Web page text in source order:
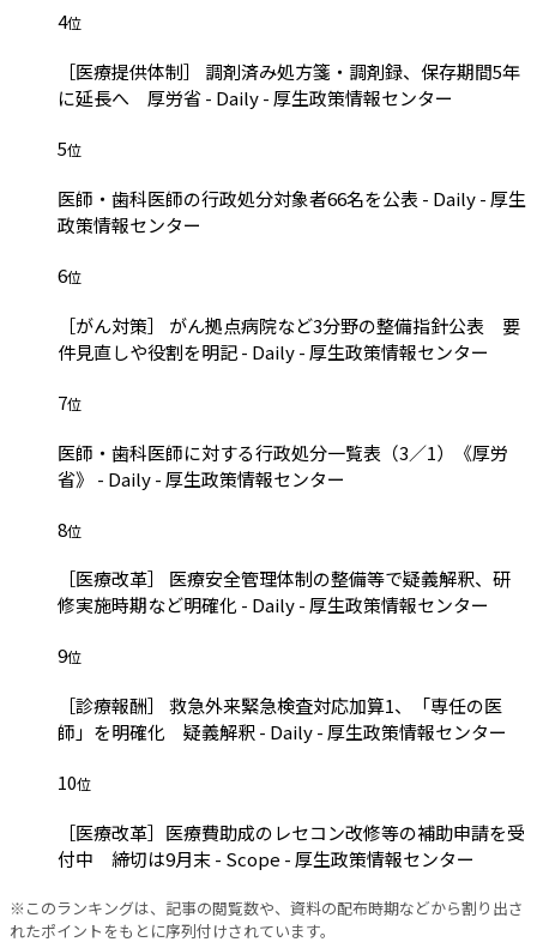
4位
［医療提供体制］ 調剤済み処方箋・調剤録、保存期間5年
に延長へ 厚労省 - Daily - 厚生政策情報センター
5位
医師・歯科医師の行政処分対象者66名を公表 - Daily - 厚生
政策情報センター
6位
［がん対策］ がん拠点病院など3分野の整備指針公表 要
件見直しや役割を明記 - Daily - 厚生政策情報センター
7位
医師・歯科医師に対する行政処分一覧表（3／1）《厚労
省》 - Daily - 厚生政策情報センター
8位
［医療改革］ 医療安全管理体制の整備等で疑義解釈、研
修実施時期など明確化 - Daily - 厚生政策情報センター
9位
［診療報酬］ 救急外来緊急検査対応加算1、「専任の医
師」を明確化 疑義解釈 - Daily - 厚生政策情報センター
10位
［医療改革］医療費助成のレセコン改修等の補助申請を受
付中 締切は9月末 - Scope - 厚生政策情報センター
※このランキングは、記事の閲覧数や、資料の配布時期などから割り出さ
れたポイントをもとに序列付けされています。